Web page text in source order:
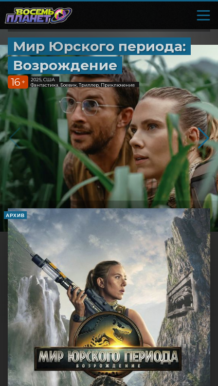
Мир Юрского периода:
Возрождение
16 +
2025, США
Фантастика, Боевик, Триллер, Приключения
АРХИВ